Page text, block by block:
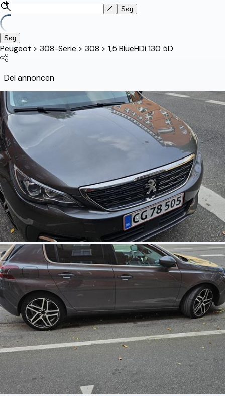
Søg
Søg
Peugeot > 308-Serie > 308 > 1,5 BlueHDi 130 5D
Del annoncen